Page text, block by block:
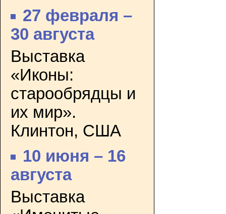
27 февраля –
30 августа
Выставка
«Иконы:
старообрядцы и
их мир».
Клинтон, США
10 июня – 16
августа
Выставка